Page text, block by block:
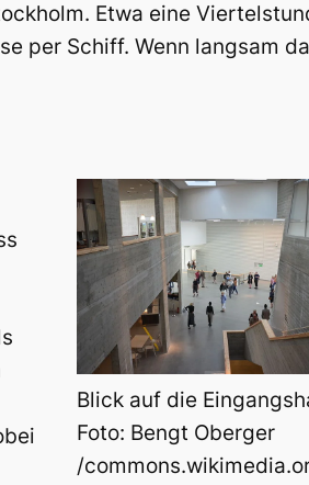
Etwa eine
per Schiff. Wenn langsam
Blick auf die
Foto: Bengt Oberger
/